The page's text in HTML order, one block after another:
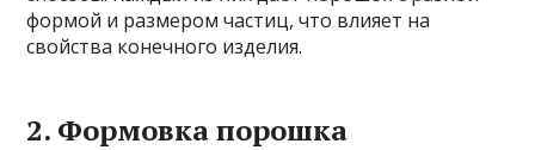
формой и размером частиц, что влияет на
свойства конечного изделия.
2. Формовка порошка